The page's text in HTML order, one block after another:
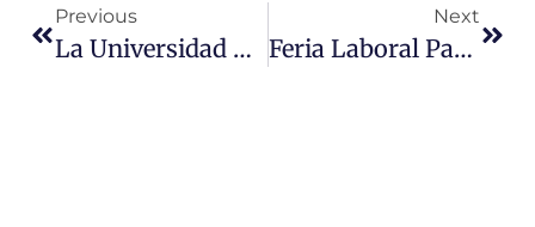
Previous
La Universidad Miguel De Cervantes Felicita Al Profesor De Nuestra Institución Sr. Cristián Pertuzé Por Su Reelección Al Consejo Del INDH
Next
Feria Laboral Para Conectar A Miles De Jóvenes Con Más De 250 Empresas